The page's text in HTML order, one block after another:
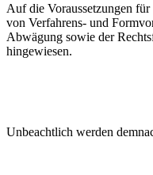
Auf die Voraussetzungen
von Verfahrens- und
Abwägung sowie der
hingewiesen.
Unbeachtlich werden